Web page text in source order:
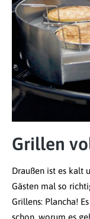
Grillen
Draußen ist es kalt
Gästen mal so
Grillens: Plancha!
schon, worum es